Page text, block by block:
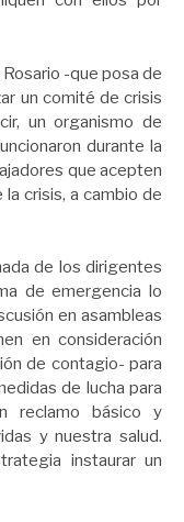
-que posa de
un comité de crisis
un organismo de
durante la
que acepten
crisis, a cambio de
de los dirigentes
de emergencia lo
en asambleas
en consideración
de contagio- para
de lucha para
reclamo básico y
y nuestra salud.
instaurar un